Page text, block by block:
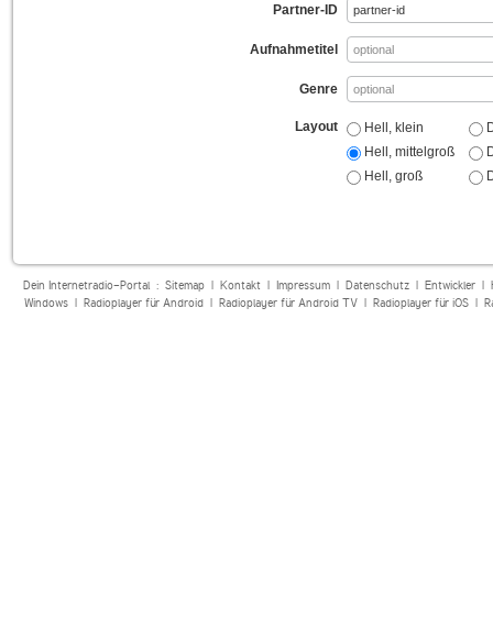
Partner-ID
Aufnahmetitel
Genre
Layout
Hell, klein
Hell, mittelgroß
Hell, groß
Dein Internetradio-Portal : Sitemap| Kontakt| Impressum| Datenschutz| Entwickler|
Windows| Radioplayer für Android| Radioplayer für Android TV| Radioplayer für iOS|